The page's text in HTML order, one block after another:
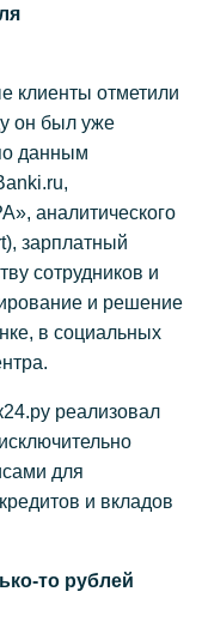
клиенты отметили
он был уже
данным
аналитического
зарплатный
сотрудников и
и решение
в социальных
реализовал
для
и вкладов
то рублей